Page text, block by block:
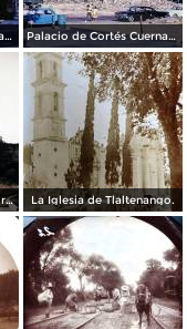
Palacio de Cortés Cuernavaca Morelos 1967 Palacio de Cortés Cuernavaca Morelos 1967
La Catedral por el Fotógrafo Hugo Brehme. La Iglesia de Tlaltenango.